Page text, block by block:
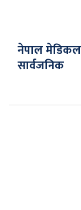
नेपाल मेडिकल
सार्वजनिक